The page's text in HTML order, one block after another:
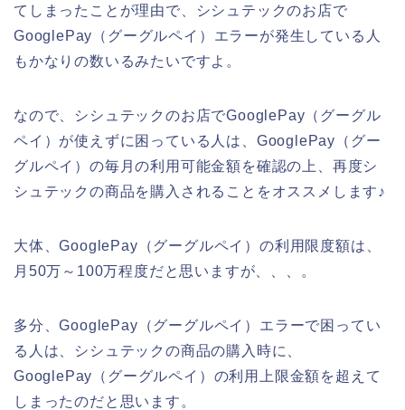
てしまったことが理由で、シシュテックのお店で
GooglePay（グーグルペイ）エラーが発生している人
もかなりの数いるみたいですよ。
なので、シシュテックのお店でGooglePay（グーグル
ペイ）が使えずに困っている人は、GooglePay（グー
グルペイ）の毎月の利用可能金額を確認の上、再度シ
シュテックの商品を購入されることをオススメします♪
大体、GooglePay（グーグルペイ）の利用限度額は、
月50万～100万程度だと思いますが、、、。
多分、GooglePay（グーグルペイ）エラーで困ってい
る人は、シシュテックの商品の購入時に、
GooglePay（グーグルペイ）の利用上限金額を超えて
しまったのだと思います。